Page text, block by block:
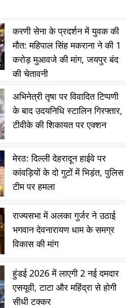
करणी सेना के प्रदर्शन में युवक की
मौत: महिपाल सिंह मकराना ने की 1
करोड़ मुआवजे की मांग, जयपुर बंद
की चेतावनी
अभिनेत्री तृषा पर विवादित टिप्पणी
के बाद उदयनिधि स्टालिन गिरफ्तार,
टीवीके की शिकायत पर एक्शन
मेरठ: दिल्ली देहरादून हाईवे पर
कांवड़ियों के दो गुटों में भिड़ंत, पुलिस
टीम पर हमला
राज्यसभा में अलका गुर्जर ने उठाई
भगवान देवनारायण धाम के समग्र
विकास की मांग
हुंडई 2026 में लाएगी 2 नई दमदार
एसयूवी, टाटा और महिंद्रा से होगी
सीधी टक्कर